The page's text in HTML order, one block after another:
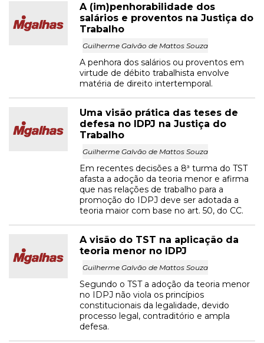
A (im)penhorabilidade dos
salários e proventos na Justiça do
Trabalho
Guilherme Galvão de Mattos Souza
A penhora dos salários ou proventos em
virtude de débito trabalhista envolve
matéria de direito intertemporal.
Uma visão prática das teses de
defesa no IDPJ na Justiça do
Trabalho
Guilherme Galvão de Mattos Souza
Em recentes decisões a 8ª turma do TST
afasta a adoção da teoria menor e afirma
que nas relações de trabalho para a
promoção do IDPJ deve ser adotada a
teoria maior com base no art. 50, do CC.
A visão do TST na aplicação da
teoria menor no IDPJ
Guilherme Galvão de Mattos Souza
Segundo o TST a adoção da teoria menor
no IDPJ não viola os princípios
constitucionais da legalidade, devido
processo legal, contraditório e ampla
defesa.